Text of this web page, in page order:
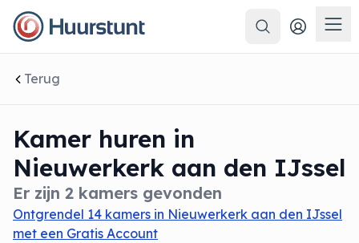
Zoeken
Terug
Kamer huren in
Nieuwerkerk aan den IJssel
Er zijn 2 kamers gevonden
Ontgrendel 14 kamers in Nieuwerkerk aan den IJssel
met een Gratis Account
sluiten